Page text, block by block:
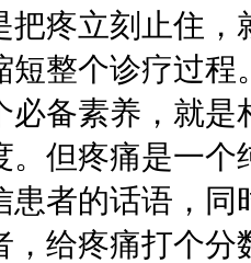
把疼立刻止住
短整个诊疗过程
必备素养，就
。但疼痛是一
患者的话语，
，给疼痛打个